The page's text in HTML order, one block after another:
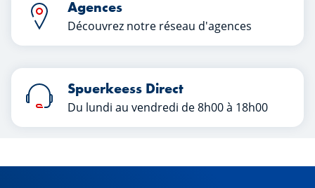
Agences
Découvrez notre réseau d'agences
Spuerkeess Direct
Du lundi au vendredi de 8h00 à 18h00